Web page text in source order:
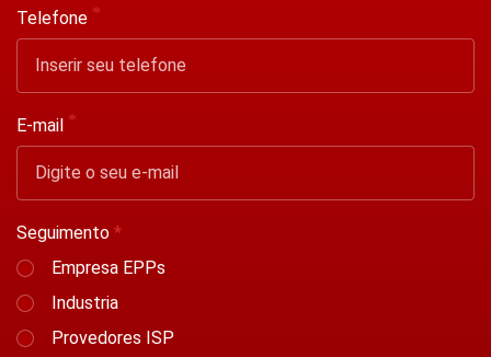
Telefone
E-mail
Seguimento
Empresa EPPs
Industria
Provedores ISP